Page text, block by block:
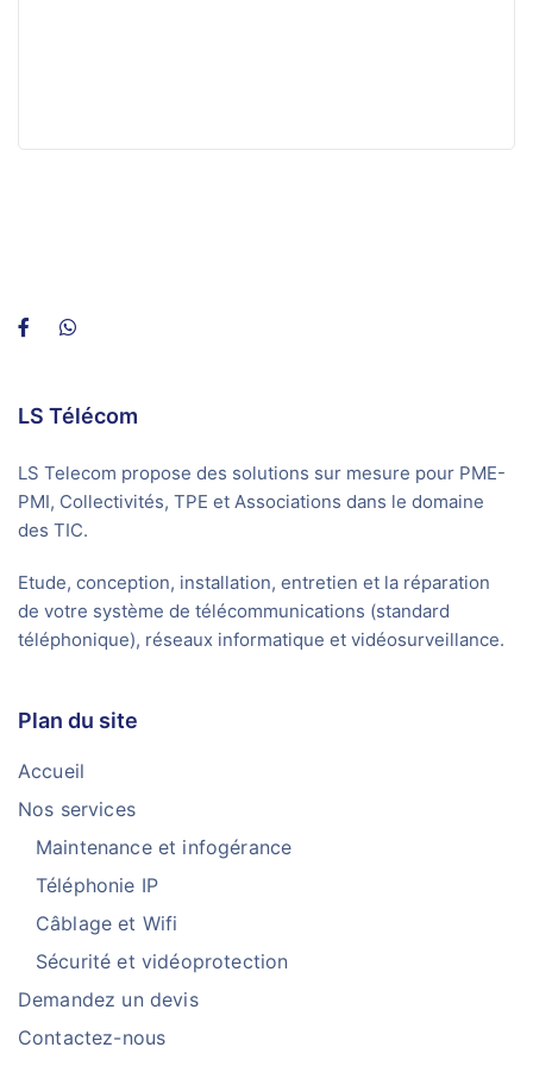
LS Télécom
LS Telecom propose des solutions sur mesure pour PME-
PMI, Collectivités, TPE et Associations dans le domaine
des TIC.
Etude, conception, installation, entretien et la réparation
de votre système de télécommunications (standard
téléphonique), réseaux informatique et vidéosurveillance.
Plan du site
Accueil
Nos services
Maintenance et infogérance
Téléphonie IP
Câblage et Wifi
Sécurité et vidéoprotection
Demandez un devis
Contactez-nous